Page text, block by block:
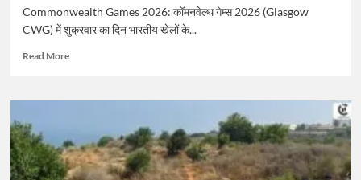
Commonwealth Games 2026: कॉमनवेल्थ गेम्स 2026 (Glasgow
CWG) में शुक्रवार का दिन भारतीय खेलों के...
Read MoreRead
Commonwealth
15
मिनट
में